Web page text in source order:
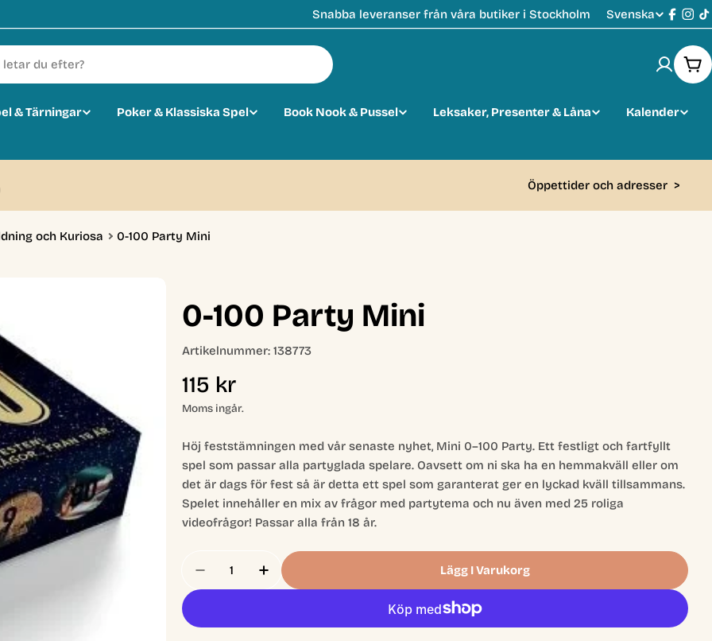
Snabba leveranser från våra butiker i Stockholm
S
k
Svenska
& Tärningar Poker & Klassiska Spel Book Nook & Pussel Leksaker, Presenter & Låna
Kalender
Öppettider och adresser >
och Kuriosa 0-100 Party Mini
0-100 Party Mini
Artikelnummer: 138773
Ordinarie
pris
115 kr
Moms ingår.
Höj feststämningen med vår senaste nyhet, Mini 0–100 Party. Ett festligt och fartfyllt
spel som passar alla partyglada spelare. Oavsett om ni ska ha en hemmakväll eller om
det är dags för fest så är detta ett spel som garanterat ger en lyckad kväll tillsammans.
Spelet innehåller en mix av frågor med partytema och nu även med 25 roliga
videofrågor! Passar alla från 18 år.
Minska Antal För 0-100 Party Mini
Öka Antal För 0-100 Party Mini
Lägg I Varukorg